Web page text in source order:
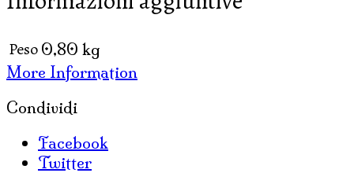
quantità
Peso 0,80 kg
More Information
Condividi
Facebook
Twitter